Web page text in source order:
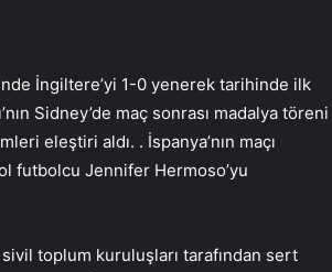
İngiltere’yi 1-0 yenerek tarihinde ilk
Sidney’de maç sonrası madalya töreni
eleştiri aldı. . İspanya’nın maçı
futbolcu Jennifer Hermoso’yu
sivil toplum kuruluşları tarafından sert